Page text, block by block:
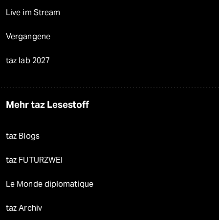
Live im Stream
Vergangene
taz lab 2027
Mehr taz Lesestoff
taz Blogs
taz FUTURZWEI
Le Monde diplomatique
taz Archiv